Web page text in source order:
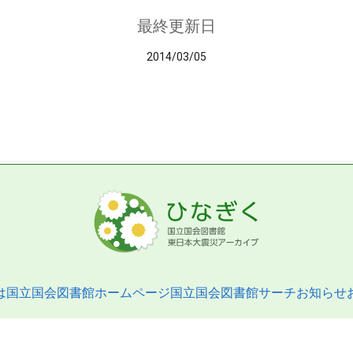
最終更新日
2014/03/05
国立国会図書館ホームページ国立国会図書館サーチお知らせ